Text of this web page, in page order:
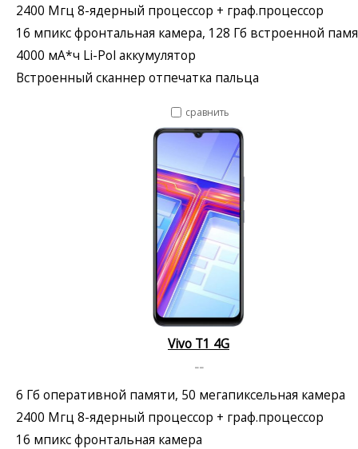
2400 Мгц 8-ядерный процессор + граф.процессор
16 мпикс фронтальная камера, 128 Гб встроенной
4000 мА*ч Li-Pol аккумулятор
Встроенный сканнер отпечатка пальца
сравнить
Vivo T1 4G
--
6 Гб оперативной памяти, 50 мегапиксельная камера
2400 Мгц 8-ядерный процессор + граф.процессор
16 мпикс фронтальная камера